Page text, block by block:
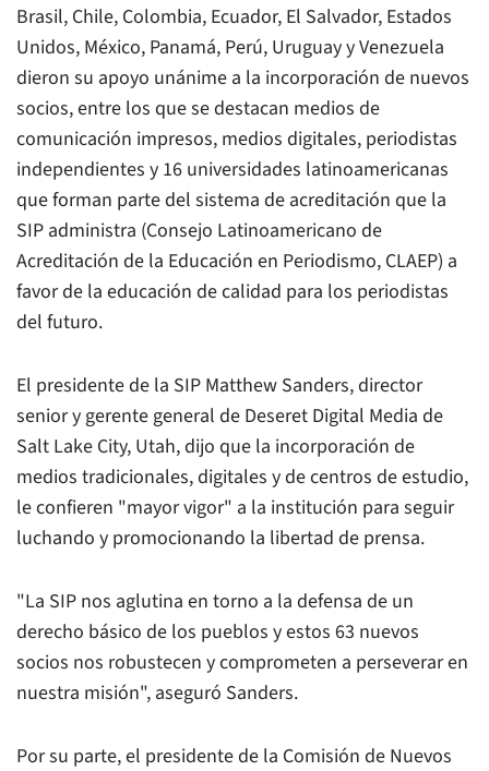
Brasil, Chile, Colombia, Ecuador, El Salvador, Estados
Unidos, México, Panamá, Perú, Uruguay y Venezuela
dieron su apoyo unánime a la incorporación de nuevos
socios, entre los que se destacan medios de
comunicación impresos, medios digitales, periodistas
independientes y 16 universidades latinoamericanas
que forman parte del sistema de acreditación que la
SIP administra (Consejo Latinoamericano de
Acreditación de la Educación en Periodismo, CLAEP) a
favor de la educación de calidad para los periodistas
del futuro.
El presidente de la SIP Matthew Sanders, director
senior y gerente general de Deseret Digital Media de
Salt Lake City, Utah, dijo que la incorporación de
medios tradicionales, digitales y de centros de estudio,
le confieren "mayor vigor" a la institución para seguir
luchando y promocionando la libertad de prensa.
"La SIP nos aglutina en torno a la defensa de un
derecho básico de los pueblos y estos 63 nuevos
socios nos robustecen y comprometen a perseverar en
nuestra misión", aseguró Sanders.
Por su parte, el presidente de la Comisión de Nuevos